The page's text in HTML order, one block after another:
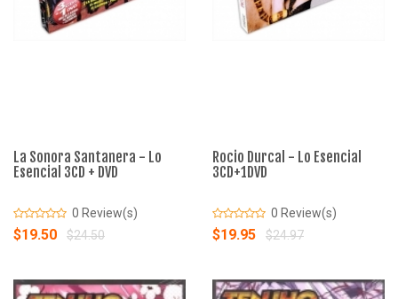
La Sonora Santanera - Lo
Esencial 3CD + DVD
0 Review(s)
$19.50 $24.50
Rocio Durcal - Lo Esencial
3CD+1DVD
0 Review(s)
$19.95 $24.97